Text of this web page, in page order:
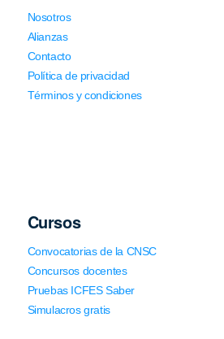
Nosotros
Alianzas
Contacto
Política de privacidad
Términos y condiciones
Cursos
Convocatorias de la CNSC
Concursos docentes
Pruebas ICFES Saber
Simulacros gratis